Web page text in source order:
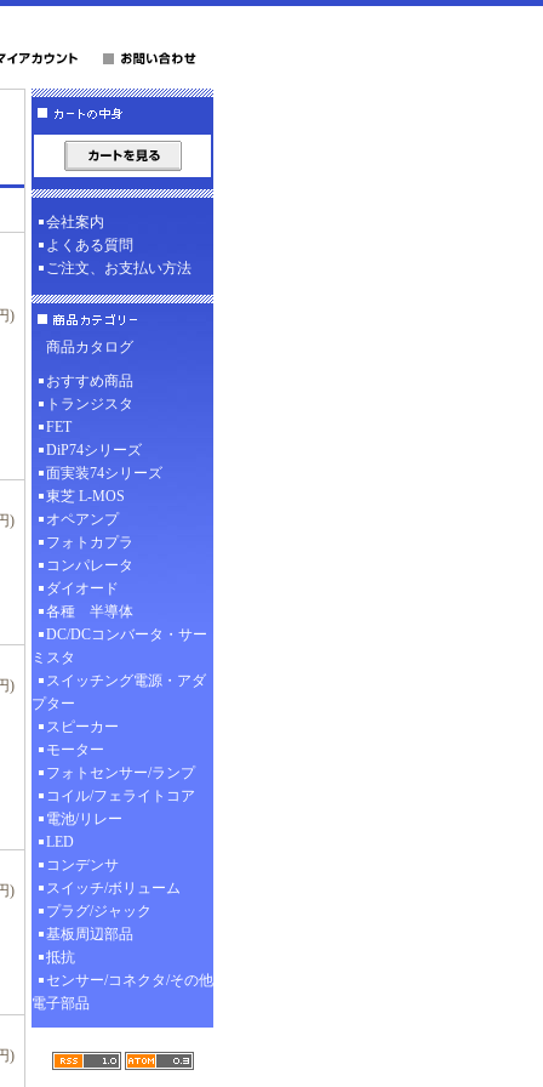
)
)
)
)
)
会社案内
よくある質問
ご注文、お支払い方法
商品カタログ
おすすめ商品
トランジスタ
FET
DiP74シリーズ
面実装74シリーズ
東芝 L-MOS
オペアンプ
フォトカプラ
コンパレータ
ダイオード
各種 半導体
DC/DCコンバータ・サー
ミスタ
スイッチング電源・アダ
プター
スピーカー
モーター
フォトセンサー/ランプ
コイル/フェライトコア
電池/リレー
LED
コンデンサ
スイッチ/ボリューム
プラグ/ジャック
基板周辺部品
抵抗
センサー/コネクタ/その他
電子部品